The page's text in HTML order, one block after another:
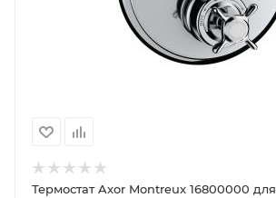
Термостат Axor Montreux 16800000